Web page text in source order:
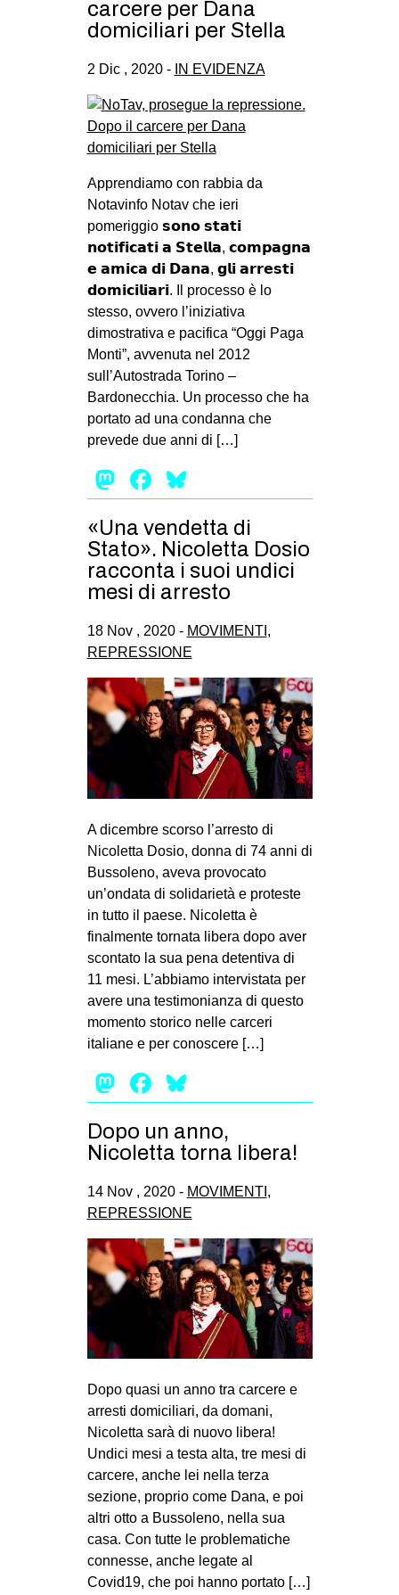
carcere per Dana
domiciliari per Stella
2 Dic , 2020 - IN EVIDENZA
Apprendiamo con rabbia da
Notavinfo Notav che ieri
pomeriggio 𝘀𝗼𝗻𝗼 𝘀𝘁𝗮𝘁𝗶
𝗻𝗼𝘁𝗶𝗳𝗶𝗰𝗮𝘁𝗶 𝗮 𝗦𝘁𝗲𝗹𝗹𝗮, 𝗰𝗼𝗺𝗽𝗮𝗴𝗻𝗮
𝗲 𝗮𝗺𝗶𝗰𝗮 𝗱𝗶 𝗗𝗮𝗻𝗮, 𝗴𝗹𝗶 𝗮𝗿𝗿𝗲𝘀𝘁𝗶
𝗱𝗼𝗺𝗶𝗰𝗶𝗹𝗶𝗮𝗿𝗶. Il processo è lo
stesso, ovvero l’iniziativa
dimostrativa e pacifica “Oggi Paga
Monti”, avvenuta nel 2012
sull’Autostrada Torino –
Bardonecchia. Un processo che ha
portato ad una condanna che
prevede due anni di […]
Mastodon
Facebook
«Una vendetta di
Stato». Nicoletta Dosio
racconta i suoi undici
mesi di arresto
18 Nov , 2020 - MOVIMENTI ,
REPRESSIONE
A dicembre scorso l’arresto di
Nicoletta Dosio, donna di 74 anni di
Bussoleno, aveva provocato
un’ondata di solidarietà e proteste
in tutto il paese. Nicoletta è
finalmente tornata libera dopo aver
scontato la sua pena detentiva di
11 mesi. L’abbiamo intervistata per
avere una testimonianza di questo
momento storico nelle carceri
italiane e per conoscere […]
Mastodon
Facebook
Dopo un anno,
Nicoletta torna libera!
14 Nov , 2020 - MOVIMENTI ,
REPRESSIONE
Dopo quasi un anno tra carcere e
arresti domiciliari, da domani,
Nicoletta sarà di nuovo libera!
Undici mesi a testa alta, tre mesi di
carcere, anche lei nella terza
sezione, proprio come Dana, e poi
altri otto a Bussoleno, nella sua
casa. Con tutte le problematiche
connesse, anche legate al
Covid19, che poi hanno portato […]